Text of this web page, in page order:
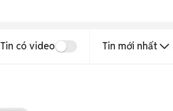
Tin có video Tin mới nhất